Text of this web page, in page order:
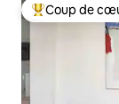
Coups de
Coup de